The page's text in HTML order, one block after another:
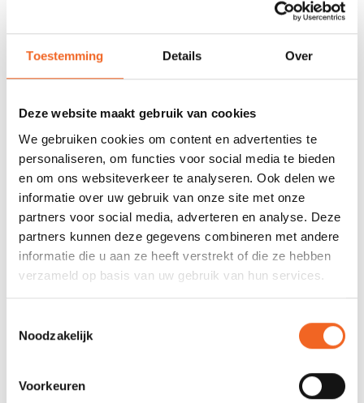
Toestemming Details Over
Deze website maakt gebruik van cookies
We gebruiken cookies om content en advertenties te
personaliseren, om functies voor social media te bieden
en om ons websiteverkeer te analyseren. Ook delen we
informatie over uw gebruik van onze site met onze
partners voor social media, adverteren en analyse. Deze
partners kunnen deze gegevens combineren met andere
informatie die u aan ze heeft verstrekt of die ze hebben
verzameld op basis van uw gebruik van hun services.
Noodzakelijk
Voorkeuren
VOORRAAD
Duizenden kano's op
voorraad
locatie
INFORMATIE
REVIEWS
Nog niet gewaardeerd